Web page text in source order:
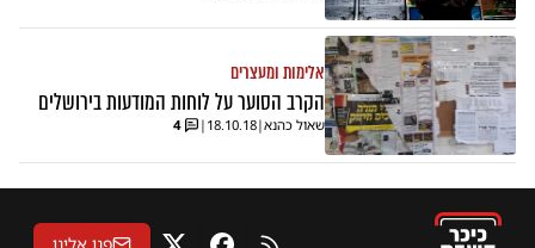
אלימות ומעצרים
הקרב הסוער על לוחות המודעות בירושלים
שאול כהנא|
18.10.18
|
4